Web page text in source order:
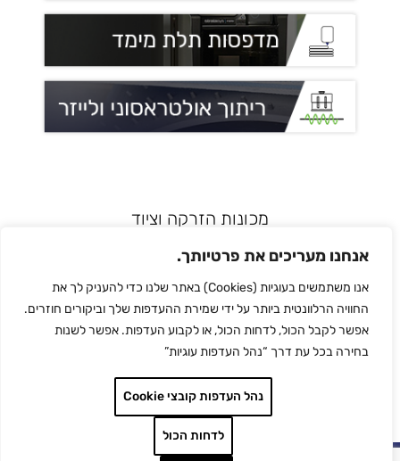
אנחנו מעריכים את פרטיותך.
אנו משתמשים בעוגיות (Cookies) באתר שלנו כדי להעניק לך את
החוויה הרלוונטית ביותר על ידי שמירת ההעדפות שלך וביקורים חוזרים.
אפשר לקבל הכול, לדחות הכול, או לקבוע העדפות. אפשר לשנות
בחירה בכל עת דרך “נהל העדפות עוגיות”
נהל העדפות קובצי Cookie
לדחות הכול
מכונות הזרקה וציוד
מדפסות תלת מימד
הלחמת פלסטיק
לכל המותגים
צור קשר